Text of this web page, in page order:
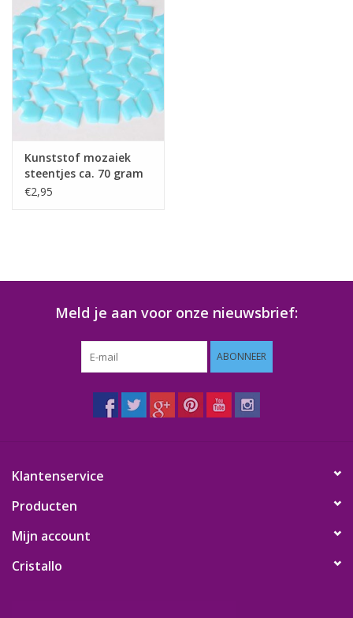
Kunststof mozaiek
steentjes ca. 70 gram
LICHTBLAUW
€2,95
Meld je aan voor onze nieuwsbrief:
ABONNEER
Klantenservice
Producten
Mijn account
Cristallo